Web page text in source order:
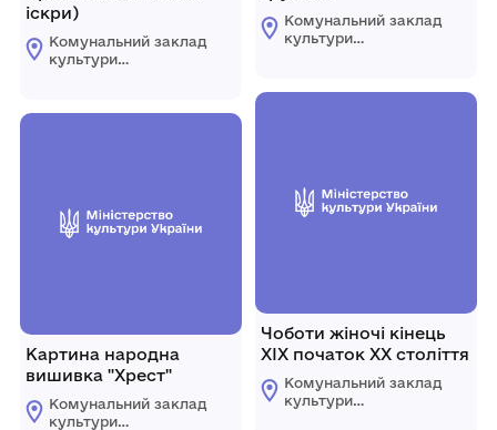
іскри)
Комунальний заклад
культури
Царичанської
Картина народна
вишивка "Хрест"
Комунальний заклад
культури
Комунальний заклад
культури
Царичанської
Чоботи жіночі кінець
ХІХ початок ХХ століття
Комунальний заклад
культури